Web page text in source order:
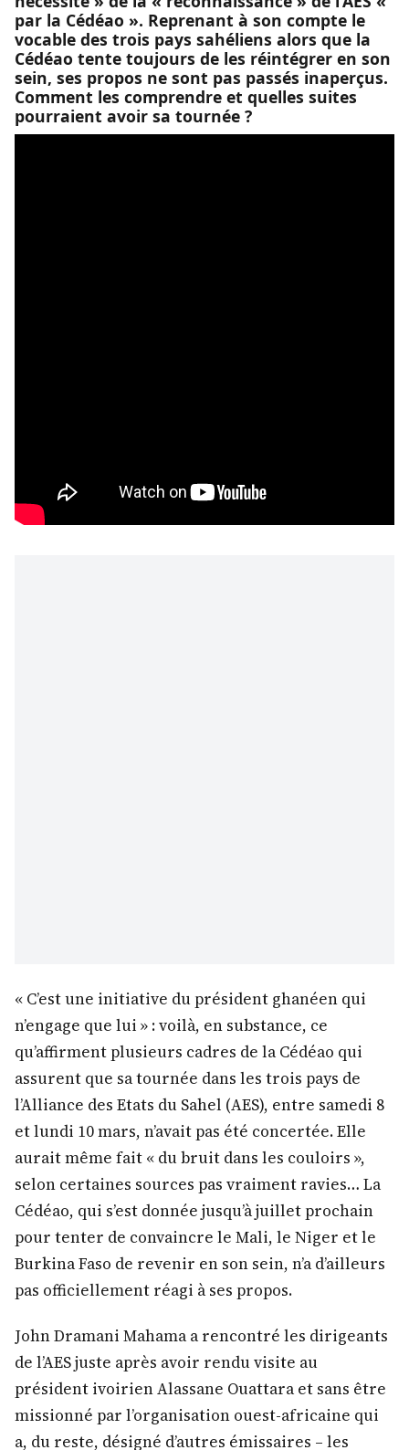
par la Cédéao ». Reprenant à son compte le
vocable des trois pays sahéliens alors que la
Cédéao tente toujours de les réintégrer en son
sein, ses propos ne sont pas passés inaperçus.
Comment les comprendre et quelles suites
pourraient avoir sa tournée ?
« C’est une initiative du président ghanéen qui
n’engage que lui » : voilà, en substance, ce
qu’affirment plusieurs cadres de la Cédéao qui
assurent que sa tournée dans les trois pays de
l’Alliance des Etats du Sahel (AES), entre samedi 8
et lundi 10 mars, n’avait pas été concertée. Elle
aurait même fait « du bruit dans les couloirs »,
selon certaines sources pas vraiment ravies… La
Cédéao, qui s’est donnée jusqu’à juillet prochain
pour tenter de convaincre le Mali, le Niger et le
Burkina Faso de revenir en son sein, n’a d’ailleurs
pas officiellement réagi à ses propos.
John Dramani Mahama a rencontré les dirigeants
de l’AES juste après avoir rendu visite au
président ivoirien Alassane Ouattara et sans être
missionné par l’organisation ouest-africaine qui
a, du reste, désigné d’autres émissaires – les